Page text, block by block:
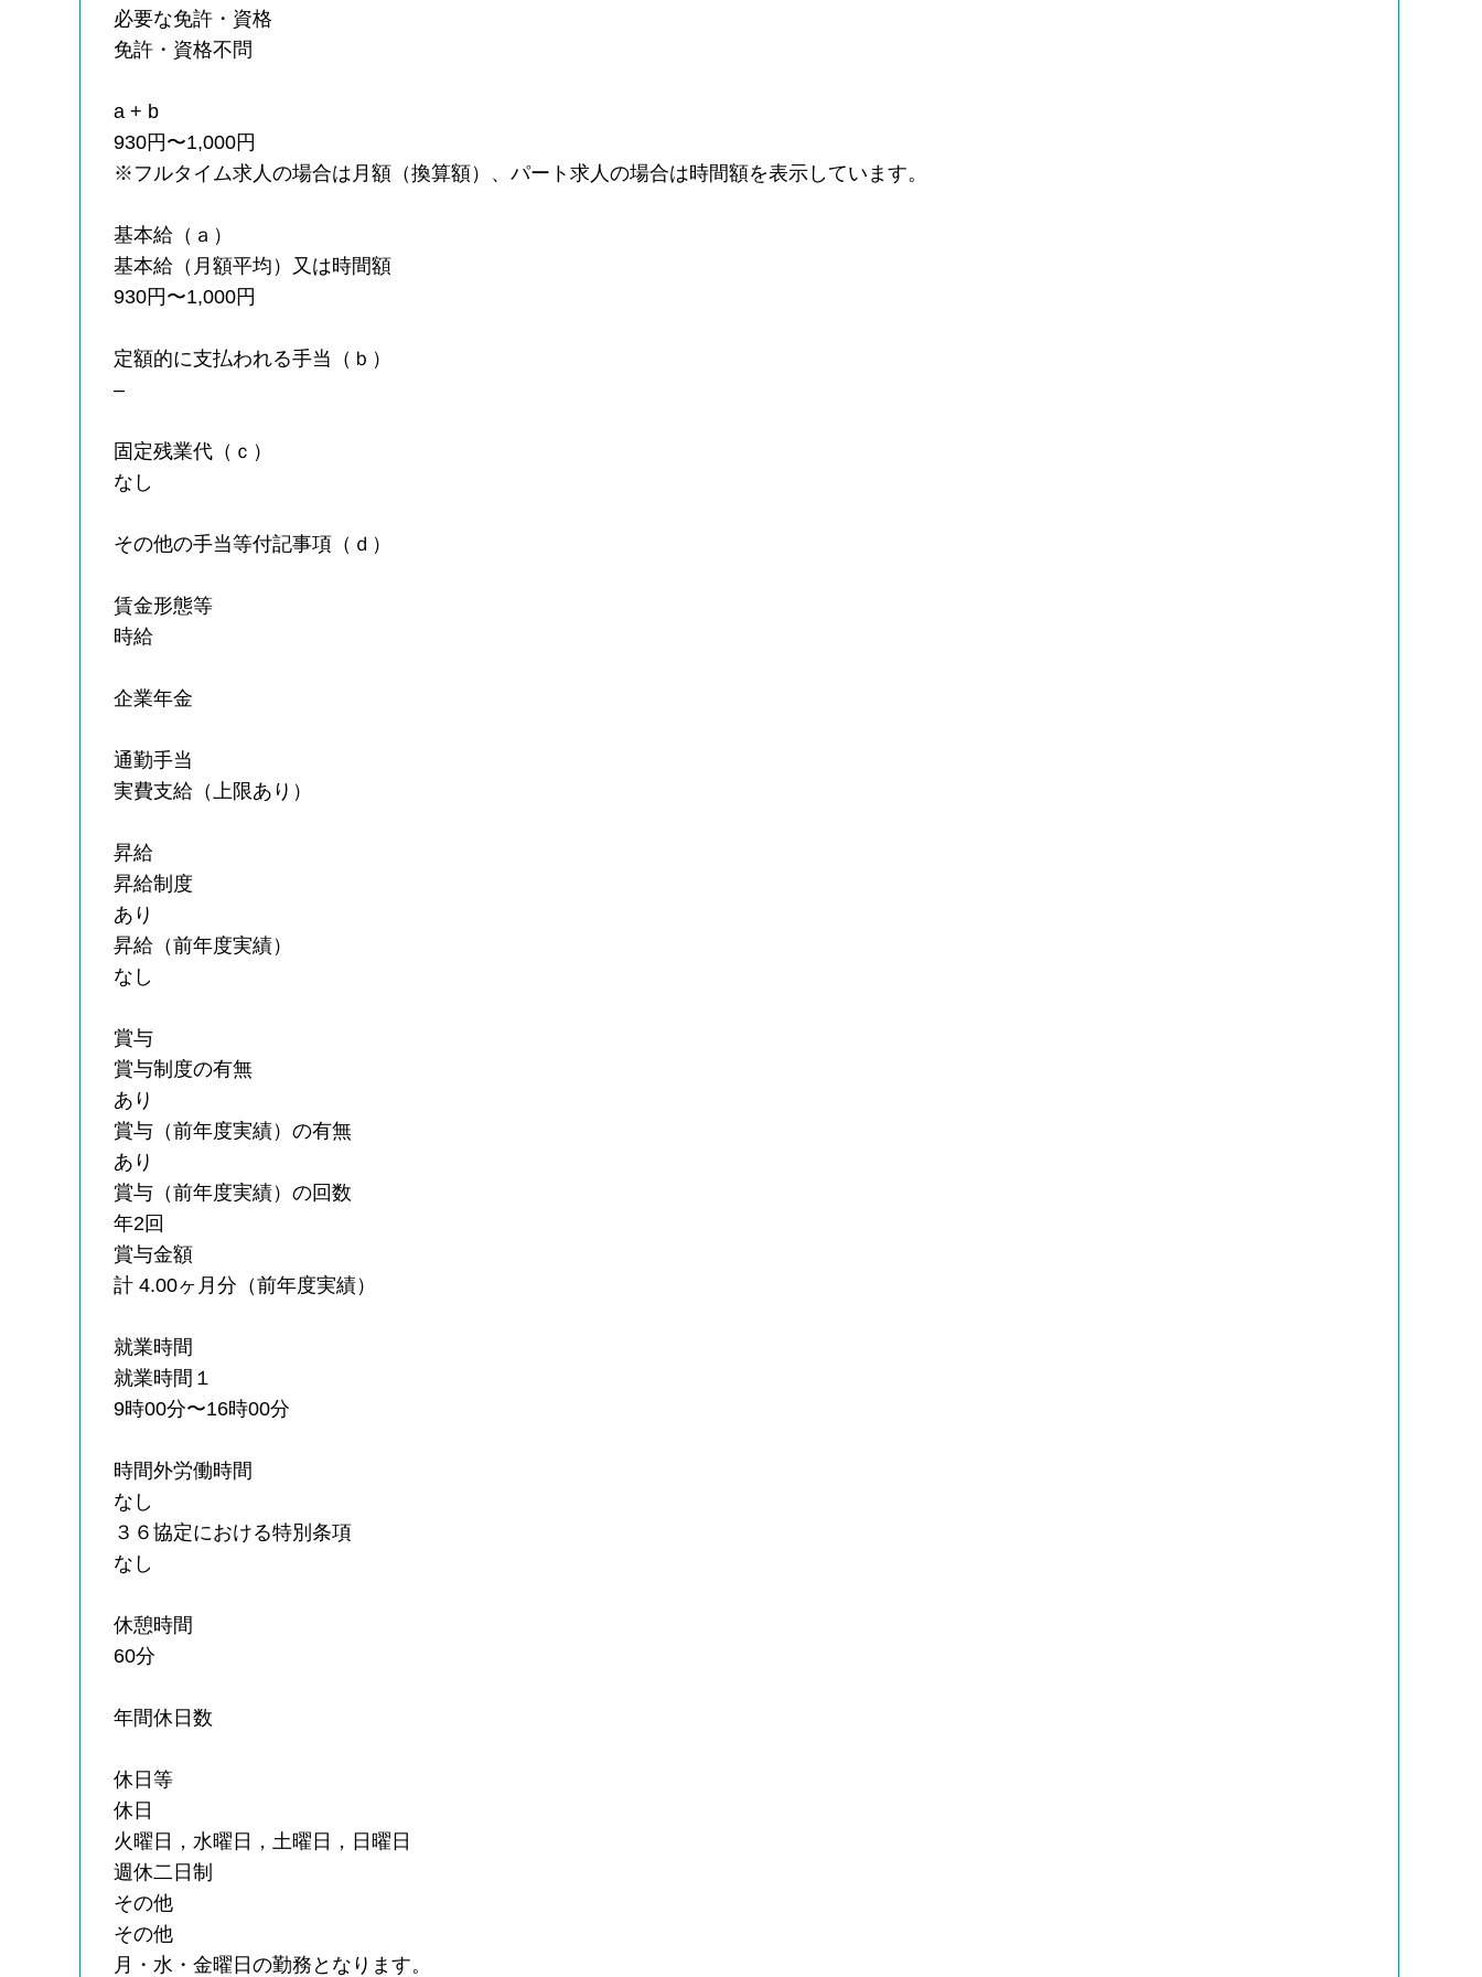
必要な免許・資格
免許・資格不問
a + b
930円〜1,000円
※フルタイム求人の場合は月額（換算額）、パート求人の場合は時間額を表示しています。
基本給（ａ）
基本給（月額平均）又は時間額
930円〜1,000円
定額的に支払われる手当（ｂ）
–
固定残業代（ｃ）
なし
その他の手当等付記事項（ｄ）
賃金形態等
時給
企業年金
通勤手当
実費支給（上限あり）
昇給
昇給制度
あり
昇給（前年度実績）
なし
賞与
賞与制度の有無
あり
賞与（前年度実績）の有無
あり
賞与（前年度実績）の回数
年2回
賞与金額
計 4.00ヶ月分（前年度実績）
就業時間
就業時間１
9時00分〜16時00分
時間外労働時間
なし
３６協定における特別条項
なし
休憩時間
60分
年間休日数
休日等
休日
火曜日，水曜日，土曜日，日曜日
週休二日制
その他
その他
月・水・金曜日の勤務となります。